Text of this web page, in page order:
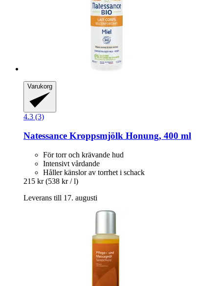
Varukorg
4.3 (3)
Natessance Kroppsmjölk Honung, 400 ml
För torr och krävande hud
Intensivt vårdande
Håller känslor av torrhet i schack
215 kr (538 kr / l)
Leverans till 17. augusti